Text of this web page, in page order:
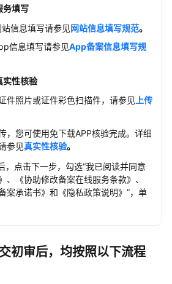
务填写
信息填写请参见网站信息填写规范。
信息填写请参见App备案信息填写规
实性核验
件照片或证件彩色扫描件，请参见 上传
，您可使用免下载APP核验完成。详细
参见真实性核验。
，点击下一步，勾选“我已阅读并同意
、《协助修改备案在线服务条款》、
案承诺书》和《隐私政策说明》”，单
初审后，均按照以下流程